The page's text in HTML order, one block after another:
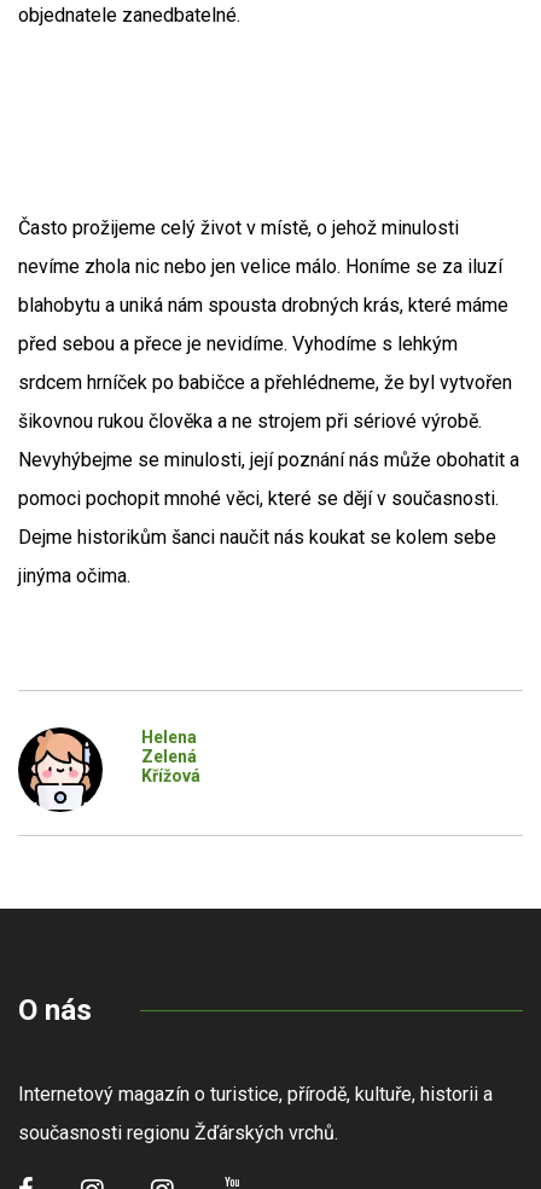
objednatele zanedbatelné.
Často prožijeme celý život v místě, o jehož minulosti
nevíme zhola nic nebo jen velice málo. Honíme se za iluzí
blahobytu a uniká nám spousta drobných krás, které máme
před sebou a přece je nevidíme. Vyhodíme s lehkým
srdcem hrníček po babičce a přehlédneme, že byl vytvořen
šikovnou rukou člověka a ne strojem při sériové výrobě.
Nevyhýbejme se minulosti, její poznání nás může obohatit a
pomoci pochopit mnohé věci, které se dějí v současnosti.
Dejme historikům šanci naučit nás koukat se kolem sebe
jinýma očima.
Helena
Zelená
Křížová
O nás
Internetový magazín o turistice, přírodě, kultuře, historii a
současnosti regionu Žďárských vrchů.